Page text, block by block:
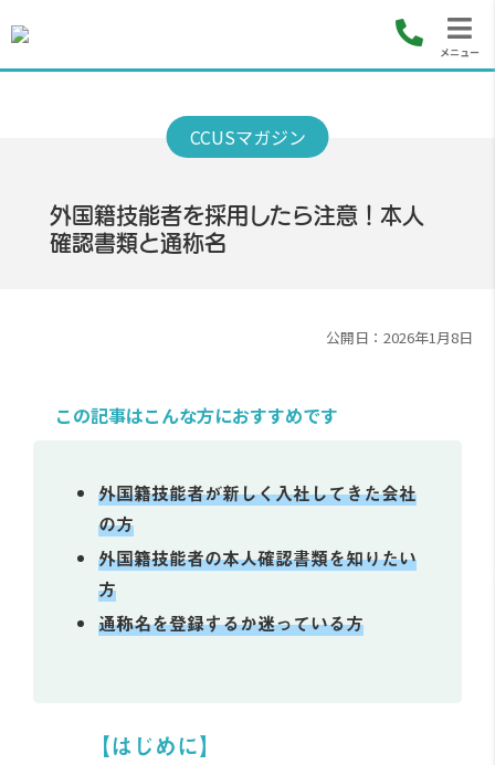
メニュー
外国籍技能者を採用したら注意！本人
確認書類と通称名
公開日：2026年1月8日
この記事はこんな方におすすめです
外国籍技能者が新しく入社してきた会社
の方
外国籍技能者の本人確認書類を知りたい
方
通称名を登録するか迷っている方
【はじめに】